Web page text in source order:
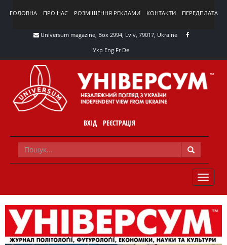
ГОЛОВНА ПРО НАС РОЗМІЩЕННЯ РЕКЛАМИ КОНТАКТИ ПЕРЕДПЛАТА
Universum magazine, Box 2994, Lviv, 79017, Ukraine
Укр Eng Fr De
ВХІД РЕЄСТРАЦІЯ
TOGGLE